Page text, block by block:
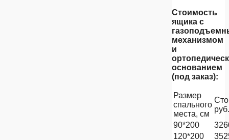
Стоимость
ящика с
механизмом
и
основанием
(под заказ):
Размер
спального
места, см
руб.
90*200
120*200